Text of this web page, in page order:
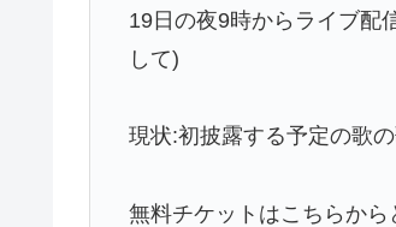
19日の夜9時からライブ配
して)
現状:初披露する予定の歌
無料チケットはこちらか